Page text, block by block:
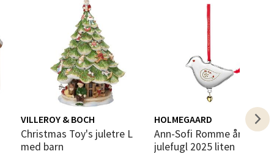
VILLEROY & BOCH
Christmas Toy's juletre L
med barn
HOLMEGAARD
Ann-Sofi Romme årets
julefugl 2025 liten